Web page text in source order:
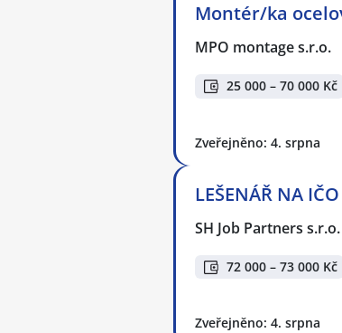
Montér/ka
MPO montage s.r.o.
25 000 – 70 000 Kč
Zveřejněno: 4. srpna
LEŠENÁŘ NA
SH Job Partners s.r.o.
72 000 – 73 000 Kč
Zveřejněno: 4. srpna